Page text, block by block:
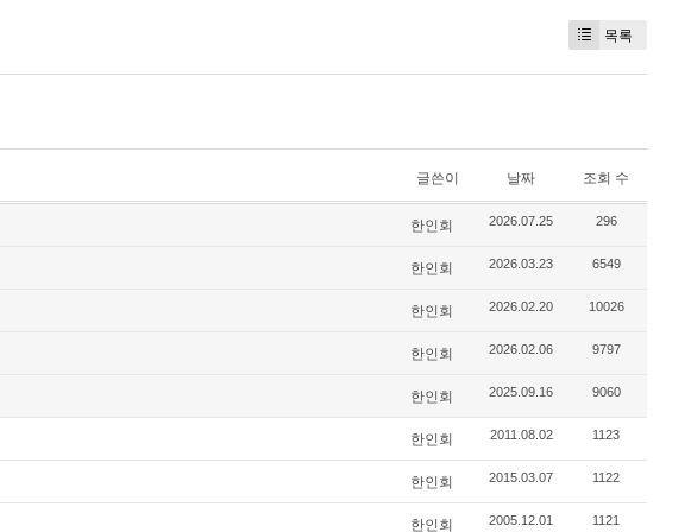
목록
글쓴이 날짜 조회 수
한인회 2026.07.25 296
한인회 2026.03.23 6549
한인회 2026.02.20 10026
한인회 2026.02.06 9797
한인회 2025.09.16 9060
한인회 2011.08.02 1123
한인회 2015.03.07 1122
한인회 2005.12.01 1121